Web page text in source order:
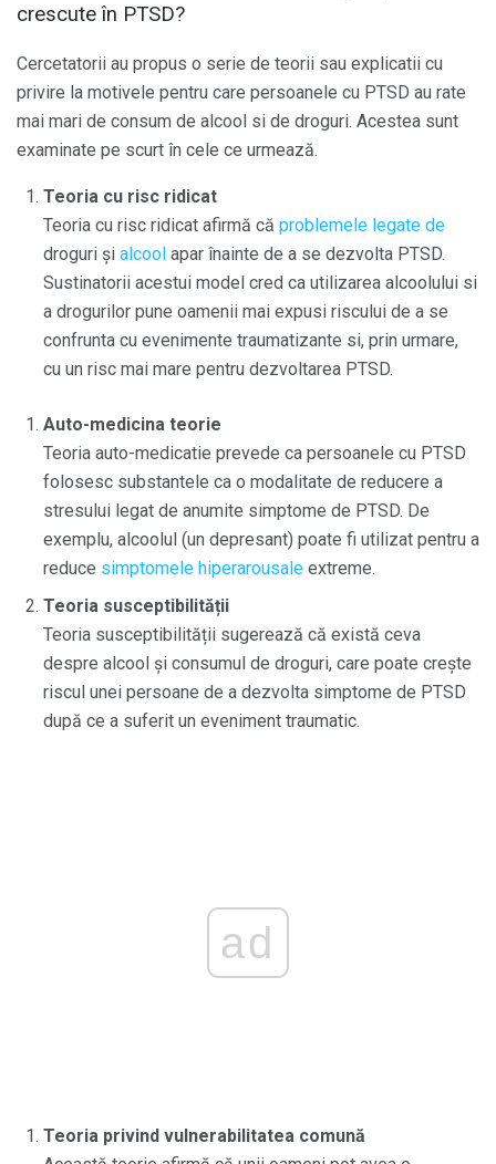
crescute în PTSD?
Cercetatorii au propus o serie de teorii sau explicatii cu
privire la motivele pentru care persoanele cu PTSD au rate
mai mari de consum de alcool si de droguri. Acestea sunt
examinate pe scurt în cele ce urmează.
Teoria cu risc ridicat
Teoria cu risc ridicat afirmă că problemele legate de
droguri și alcool apar înainte de a se dezvolta PTSD.
Sustinatorii acestui model cred ca utilizarea alcoolului si
a drogurilor pune oamenii mai expusi riscului de a se
confrunta cu evenimente traumatizante si, prin urmare,
cu un risc mai mare pentru dezvoltarea PTSD.
Auto-medicina teorie
Teoria auto-medicatie prevede ca persoanele cu PTSD
folosesc substantele ca o modalitate de reducere a
stresului legat de anumite simptome de PTSD. De
exemplu, alcoolul (un depresant) poate fi utilizat pentru a
reduce simptomele hiperarousale extreme.
Teoria susceptibilității
Teoria susceptibilității sugerează că există ceva
despre alcool și consumul de droguri, care poate crește
riscul unei persoane de a dezvolta simptome de PTSD
după ce a suferit un eveniment traumatic.
ad
Teoria privind vulnerabilitatea comună